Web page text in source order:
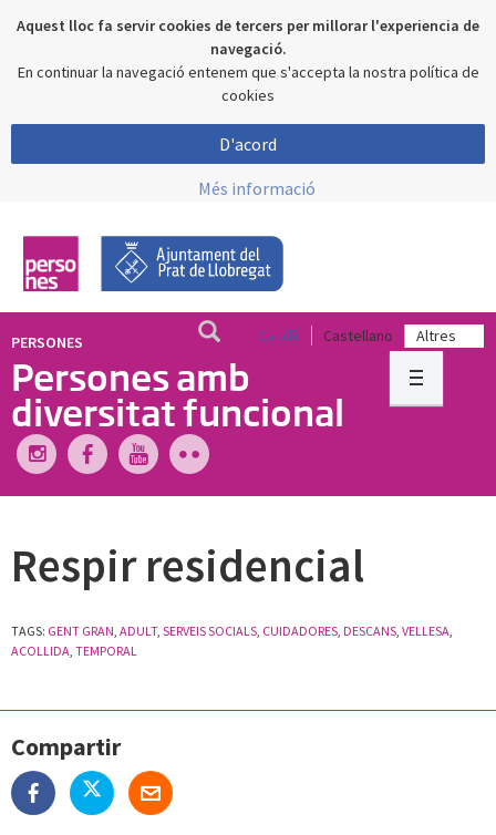
Aquest lloc fa servir cookies de tercers per millorar l'experiencia de
navegació.
En continuar la navegació entenem que s'accepta la nostra política de
cookies
D'acord
Més informació
Català Castellano
PERSONES
Persones amb
diversitat funcional
Respir residencial
TAGS: GENT GRAN, ADULT, SERVEIS SOCIALS, CUIDADORES, DESCANS, VELLESA,
ACOLLIDA, TEMPORAL
Compartir